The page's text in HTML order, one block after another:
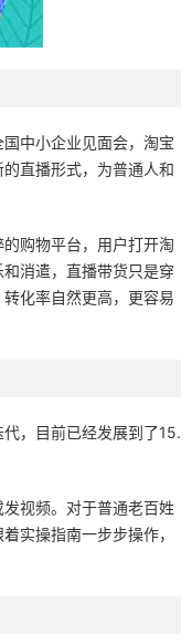
中小企业见面会，淘宝
直播形式，为普通人和
购物平台，用户打开淘
消遣，直播带货只是穿
化率自然更高，更容易
，目前已经发展到了15.
视频。对于普通老百姓
实操指南一步步操作，